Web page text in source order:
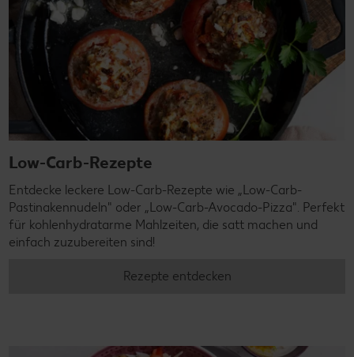
Low-Carb-Rezepte
Entdecke leckere Low-Carb-Rezepte wie „Low-Carb-
Pastinakennudeln" oder „Low-Carb-Avocado-Pizza". Perfekt
für kohlenhydratarme Mahlzeiten, die satt machen und
einfach zuzubereiten sind!
Rezepte entdecken